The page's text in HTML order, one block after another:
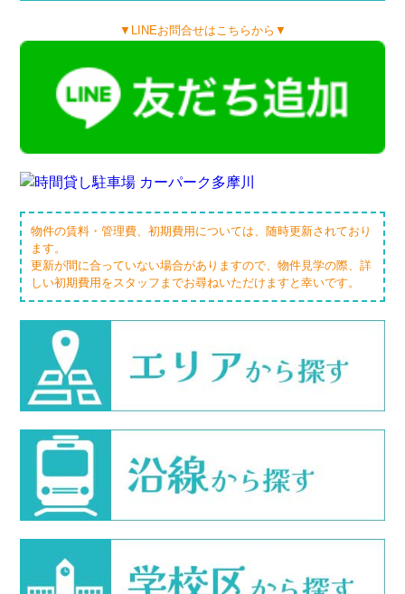
▼LINEお問合せはこちらから▼
物件の賃料・管理費、初期費用については、随時更新されており
ます。
更新が間に合っていない場合がありますので、物件見学の際、詳
しい初期費用をスタッフまでお尋ねいただけますと幸いです。